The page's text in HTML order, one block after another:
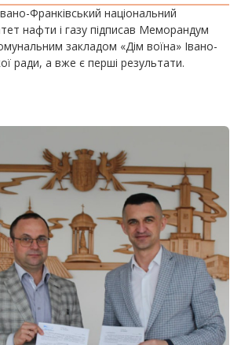
Франківський національний
нафти і газу підписав Меморандум
закладом «Дім воїна» Івано-
ради, а вже є перші результати.